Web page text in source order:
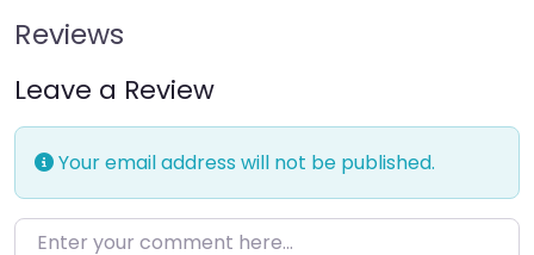
Reviews
Leave a Review
Your email address will not be published.
Enter your comment here…